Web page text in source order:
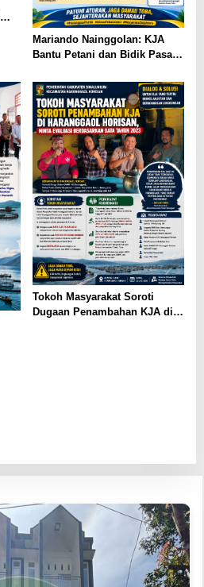
Mariando Nainggolan: KJA
Bantu Petani dan Bidik Pasar
AMPH dan Dearma Tegaskan
Penataan Harus Mengacu Data
2023
Tokoh Masyarakat Soroti
Dugaan Penambahan KJA di